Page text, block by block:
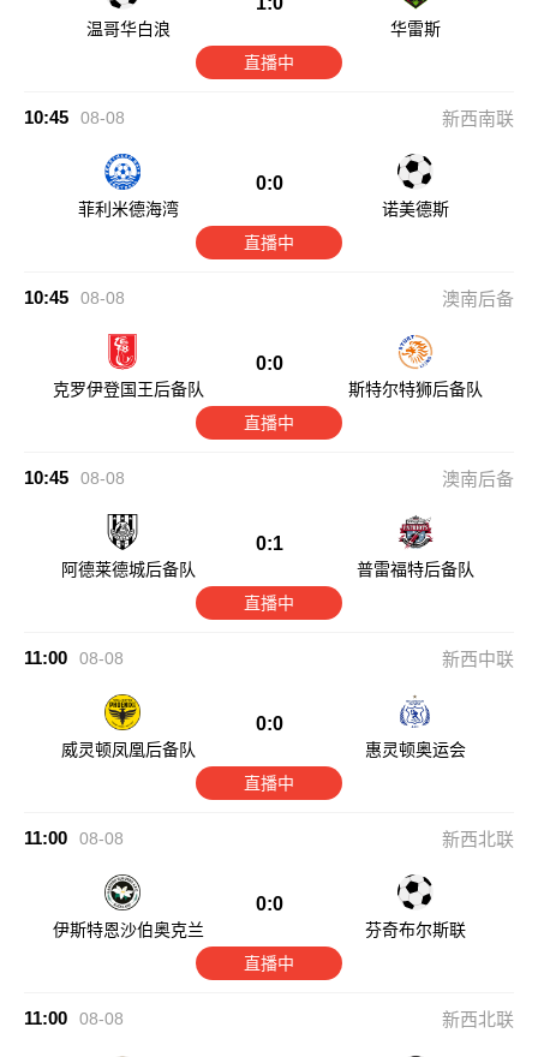
温哥华白浪
华雷斯
直播中
10:45 08-08 新西南联
菲利米德海湾
0:0
诺美德斯
直播中
10:45 08-08 澳南后备
克罗伊登国王后备队
0:0
斯特尔特狮后备队
直播中
10:45 08-08 澳南后备
阿德莱德城后备队
0:1
普雷福特后备队
直播中
11:00 08-08 新西中联
威灵顿凤凰后备队
0:0
惠灵顿奥运会
直播中
11:00 08-08 新西北联
伊斯特恩沙伯奥克兰
0:0
芬奇布尔斯联
直播中
11:00 08-08 新西北联